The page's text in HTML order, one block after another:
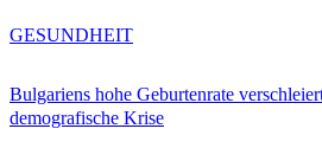
Bulgariens hohe Geburtenrate
demografische Krise
GESUNDHEIT